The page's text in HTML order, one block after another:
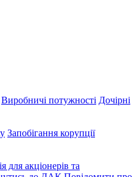
Виробничі потужності Дочірні
Запобігання корупції
для акціонерів та